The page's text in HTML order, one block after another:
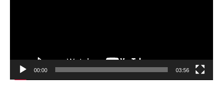
00:00 03:56